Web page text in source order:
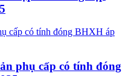
phụ cấp có tính đóng